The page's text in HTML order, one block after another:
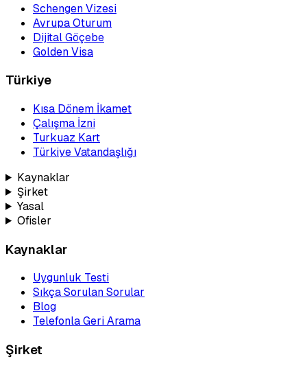
Schengen Vizesi
Avrupa Oturum
Dijital Göçebe
Golden Visa
Türkiye
Kısa Dönem İkamet
Çalışma İzni
Turkuaz Kart
Türkiye Vatandaşlığı
Kaynaklar
Şirket
Yasal
Ofisler
Kaynaklar
Uygunluk Testi
Sıkça Sorulan Sorular
Blog
Telefonla Geri Arama
Şirket